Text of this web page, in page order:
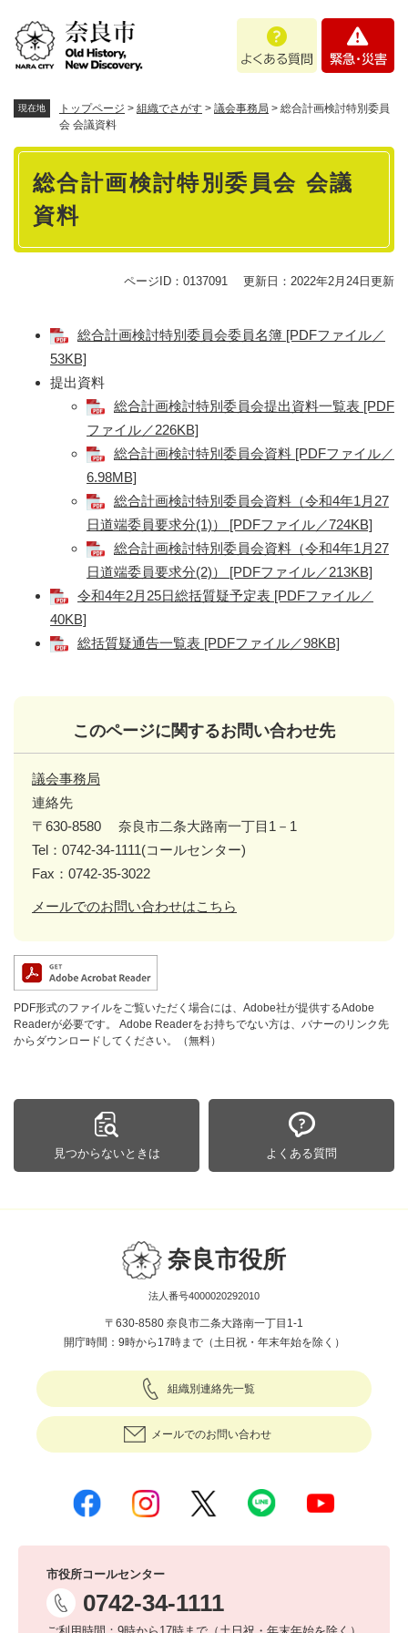
あ
問
・
現在地 トップページ > 組織でさがす > 議会事務局 > 総合計画検討特別委員
会 会議資料
本
総合計画検討特別委員会 会議
資料
ページID：0137091 更新日：2022年2月24日更新
総合計画検討特別委員会委員名簿 [PDFファイル／
53KB]
提出資料
総合計画検討特別委員会提出資料一覧表 [PDF
ファイル／226KB]
総合計画検討特別委員会資料 [PDFファイル／
6.98MB]
総合計画検討特別委員会資料（令和4年1月27
日道端委員要求分(1)） [PDFファイル／724KB]
総合計画検討特別委員会資料（令和4年1月27
日道端委員要求分(2)） [PDFファイル／213KB]
令和4年2月25日総括質疑予定表 [PDFファイル／
40KB]
総括質疑通告一覧表 [PDFファイル／98KB]
このページに関するお問い合わせ先
議会事務局
連絡先
〒630-8580
奈良市二条大路南一丁目1－1
Tel：0742-34-1111(コールセンター)
Fax：0742-35-3022
メールでのお問い合わせはこちら
PDF形式のファイルをご覧いただく場合には、Adobe社が提供するAdobe
Readerが必要です。
Adobe Readerをお持ちでない方は、バナーのリンク先
からダウンロードしてください。（無料）
見つからないときは よくある質問
奈良市役所
法人番号4000020292010
〒630-8580 奈良市二条大路南一丁目1-1
開庁時間：9時から17時まで（土日祝・年末年始を除く）
組織別連絡先一覧
メールでのお問い合わせ
市役所コールセンター
0742-34-1111